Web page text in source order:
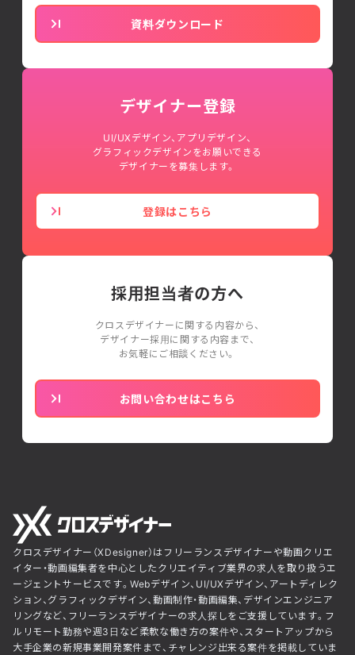
資料ダウンロード
デザイナー登録
UI/UXデザイン、アプリデザイン、
グラフィックデザインをお願いできる
デザイナーを募集します。
登録はこちら
採用担当者の方へ
クロスデザイナーに関する内容から、
デザイナー採用に関する内容まで、
お気軽にご相談ください。
お問い合わせはこちら
クロスデザイナー（XDesigner）はフリーランスデザイナーや動画クリエ
イター・動画編集者を中心としたクリエイティブ業界の求人を取り扱うエ
ージェントサービスです。Webデザイン、UI/UXデザイン、アートディレク
ション、グラフィックデザイン、動画制作・動画編集、デザインエンジニア
リングなど、フリーランスデザイナーの求人探しをご支援しています。フ
ルリモート勤務や週3日など柔軟な働き方の案件や、スタートアップから
大手企業の新規事業開発案件まで、チャレンジ出来る案件を掲載していま